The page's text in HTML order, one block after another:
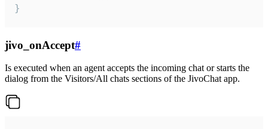
}
jivo_onAccept#
Is executed when an agent accepts the incoming chat or starts the
dialog from the Visitors/All chats sections of the JivoChat app.